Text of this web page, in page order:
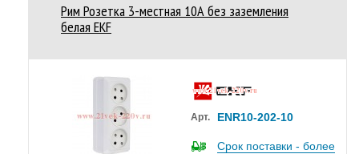
Рим Розетка 3-местная 10А без заземления
белая EKF
Арт. ENR10-202-10
Срок поставки - более